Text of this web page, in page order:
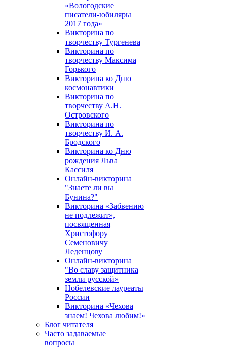
«Вологодские
писатели-юбиляры
2017 года»
Викторина по
творчеству Тургенева
Викторина по
творчеству Максима
Горького
Викторина ко Дню
космонавтики
Викторина по
творчеству А.Н.
Островского
Викторина по
творчеству И. А.
Бродского
Викторина ко Дню
рождения Льва
Кассиля
Онлайн-викторина
"Знаете ли вы
Бунина?"
Викторина «Забвению
не подлежит»,
посвященная
Христофору
Семеновичу
Леденцову
Онлайн-викторина
"Во славу защитника
земли русской»
Нобелевские лауреаты
России
Викторина «Чехова
знаем! Чехова любим!»
Блог читателя
Часто задаваемые
вопросы